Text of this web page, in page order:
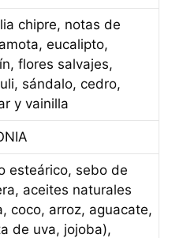
chipre, notas de
eucalipto,
flores salvajes,
sándalo, cedro,
y vainilla
esteárico, sebo de
aceites naturales
coco, arroz, aguacate,
de uva, jojoba),